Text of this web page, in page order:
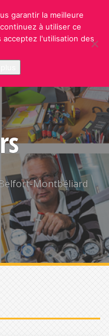
Montbéliard
garantir la meilleure
à utiliser ce
l'utilisation des